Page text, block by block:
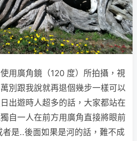
用廣角鏡（120 度）所拍攝，視
別跟我說就再退個幾步一樣可以
出遊時人超多的話，大家都站在
自一人在前方用廣角直接將眼前
是..後面如果是河的話，難不成